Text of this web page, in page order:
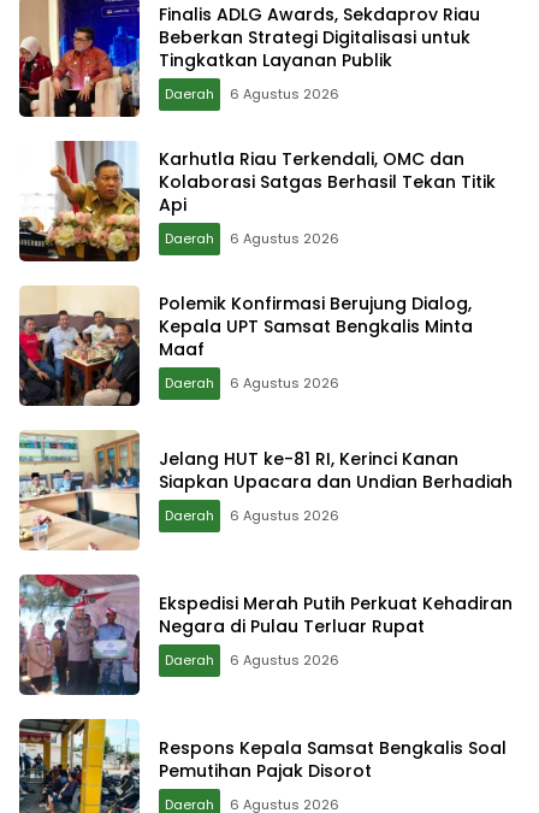
Finalis ADLG Awards, Sekdaprov Riau
Beberkan Strategi Digitalisasi untuk
Tingkatkan Layanan Publik
Daerah 6 Agustus 2026
Karhutla Riau Terkendali, OMC dan
Kolaborasi Satgas Berhasil Tekan Titik
Api
Daerah 6 Agustus 2026
Polemik Konfirmasi Berujung Dialog,
Kepala UPT Samsat Bengkalis Minta
Maaf
Daerah 6 Agustus 2026
Jelang HUT ke-81 RI, Kerinci Kanan
Siapkan Upacara dan Undian Berhadiah
Daerah 6 Agustus 2026
Ekspedisi Merah Putih Perkuat Kehadiran
Negara di Pulau Terluar Rupat
Daerah 6 Agustus 2026
Respons Kepala Samsat Bengkalis Soal
Pemutihan Pajak Disorot
Daerah 6 Agustus 2026